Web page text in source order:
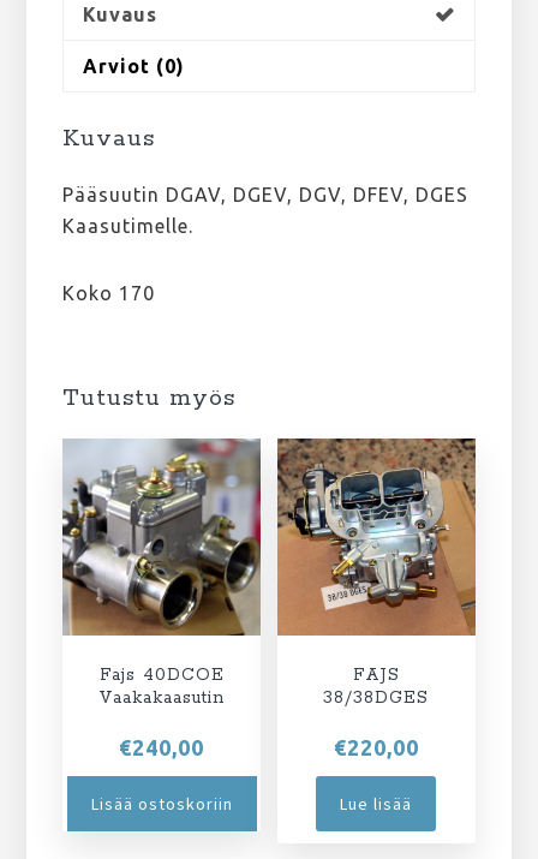
Kuvaus
Arviot (0)
Kuvaus
Pääsuutin DGAV, DGEV, DGV, DFEV, DGES
Kaasutimelle.
Koko 170
Tutustu myös
Fajs 40DCOE
Vaakakaasutin
€240,00
Lisää ostoskoriin
FAJS
38/38DGES
€220,00
Lue lisää